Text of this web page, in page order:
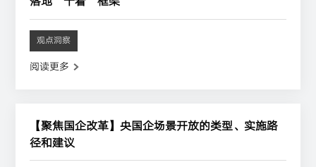
观点洞察
阅读更多
【聚焦国企改革】央国企场景开放的类型、实施路
径和建议